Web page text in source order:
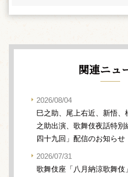
関連ニュ
2026/08/04
巳之助、尾上右近、新悟、
之助出演、歌舞伎夜話特別
四十九回」配信のお知らせ
2026/07/31
歌舞伎座「八月納涼歌舞伎